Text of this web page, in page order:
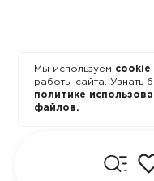
Мы используем cookie
работы сайта. Узнать
политике
файлов.